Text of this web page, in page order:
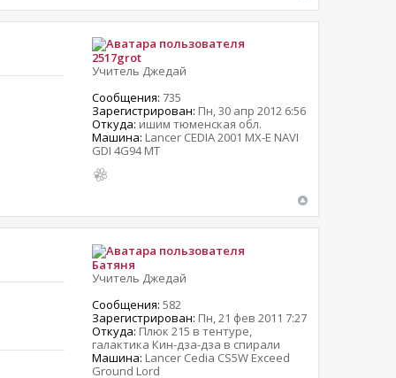
2517grot
Учитель Джедай
Сообщения: 735
Зарегистрирован: Пн, 30 апр 2012 6:56
Откуда: ишим тюменская обл.
Машина: Lancer CEDIA 2001 MX-E NAVI
GDI 4G94 MT
Батяня
Учитель Джедай
Сообщения: 582
Зарегистрирован: Пн, 21 фев 2011 7:27
Откуда: Плюк 215 в тентуре,
галактика Кин-дза-дза в спирали
Машина: Lancer Cedia CS5W Exceed
Ground Lord